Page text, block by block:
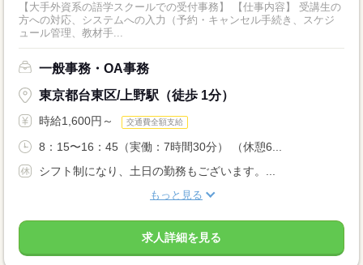
【大手外資系の語学スクールでの受付事務】 【仕事内容】 受講生の
方への対応、システムへの入力（予約・キャンセル手続き、スケジ
ュール管理、教材手...
一般事務・OA事務
東京都台東区/上野駅（徒歩 1分）
時給1,600円～ 交通費全額支給
8：15〜16：45（実働：7時間30分） （休憩6...
シフト制になり、土日の勤務もございます。...
もっと見る
求人詳細を見る